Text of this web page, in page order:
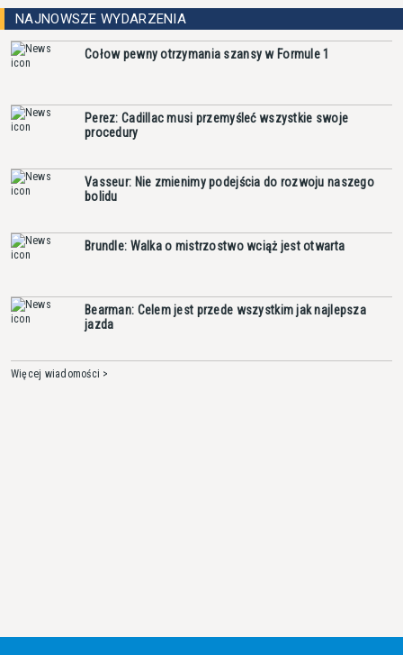
NAJNOWSZE WYDARZENIA
Cołow pewny otrzymania szansy w Formule 1
Perez: Cadillac musi przemyśleć wszystkie swoje
procedury
Vasseur: Nie zmienimy podejścia do rozwoju naszego
bolidu
Brundle: Walka o mistrzostwo wciąż jest otwarta
Bearman: Celem jest przede wszystkim jak najlepsza
jazda
Więcej wiadomości >